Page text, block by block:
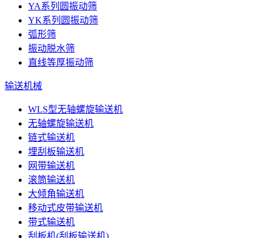
YA系列圆振动筛
YK系列圆振动筛
弧形筛
振动脱水筛
直线等厚振动筛
输送机械
WLS型无轴螺旋输送机
无轴螺旋输送机
链式输送机
埋刮板输送机
网带输送机
滚筒输送机
大倾角输送机
移动式皮带输送机
带式输送机
刮板机(刮板输送机)